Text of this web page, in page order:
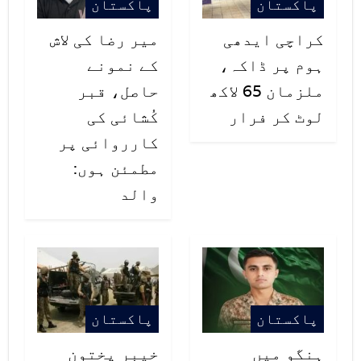
پاکستان
کراچی ایدھی
ہوم پر ڈاکہ،
ملزمان 65 لاکھ
لوٹ کر فرار
پاکستان
میر رضا کی لاش
کے نمونے
حاصل، قبر
کُشائی کی
کارروائی پر
مطمئن ہوں:
والد
پاکستان
ہنگو میں
پاکستان
خیبر پختون